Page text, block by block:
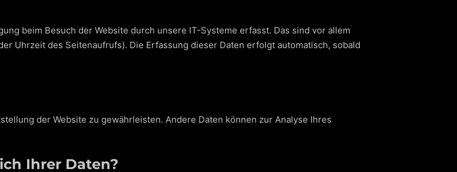
beim Besuch der Website durch unsere IT-Systeme erfasst. Das sind vor allem
Uhrzeit des Seitenaufrufs). Die Erfassung dieser Daten erfolgt automatisch, sobald
der Website zu gewährleisten. Andere Daten können zur Analyse Ihres
Ihrer Daten?